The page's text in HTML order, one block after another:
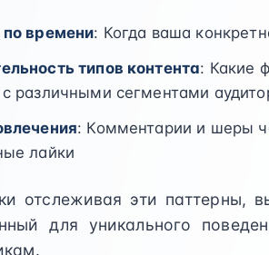
по времени: Когда ваша
типов контента: Какие
различными сегментами
: Комментарии и шеры
лайки
отслеживая эти паттерны,
для уникального